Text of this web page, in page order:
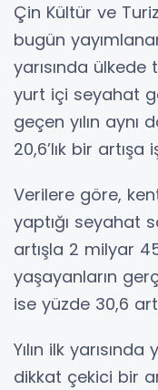
Çin Kültür ve
bugün
yarısında
yurt içi seyahat
geçen yılın aynı
20,6’lık bir
Verilere göre,
yaptığı seyahat
artışla 2 milyar
yaşayanların
ise yüzde 30,6
Yılın ilk
dikkat çekici bir